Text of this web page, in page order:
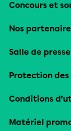
Concours et
Nos
Salle de presse
Protection
Conditions
Matériel